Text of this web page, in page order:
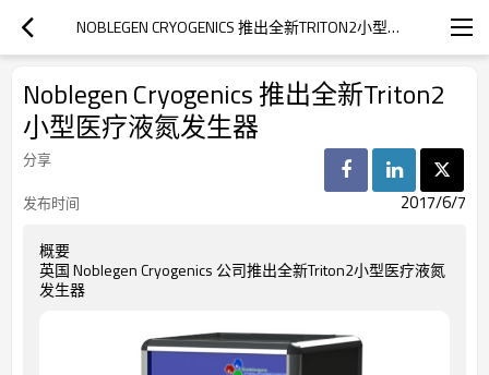
NOBLEGEN CRYOGENICS 推出全新TRITON2小型医疗液氮发生器
Noblegen Cryogenics 推出全新Triton2
小型医疗液氮发生器
分享
发布时间
2017/6/7
概要
英国 Noblegen Cryogenics 公司推出全新Triton2小型医疗液氮
发生器